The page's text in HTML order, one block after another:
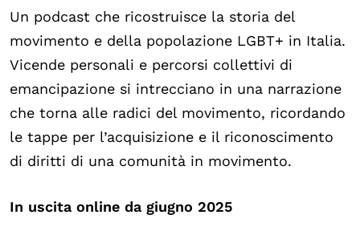
Under25
Classici del Pensiero Politico
Master e Executive Program
Un podcast che ricostruisce la storia del
movimento e della popolazione LGBT+ in Italia.
Vicende personali e percorsi collettivi di
emancipazione si intrecciano in una narrazione
che torna alle radici del movimento, ricordando
le tappe per l’acquisizione e il riconoscimento
di diritti di una comunità in movimento.
In uscita online da giugno 2025